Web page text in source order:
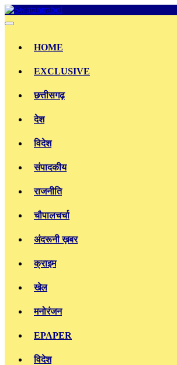
Skip
to
HOME
EXCLUSIVE
छत्तीसगढ़
देश
विदेश
संपादकीय
राजनीति
चौपालचर्चा
अंदरूनी ख़बर
क्राइम
खेल
मनोरंजन
EPAPER
विदेश